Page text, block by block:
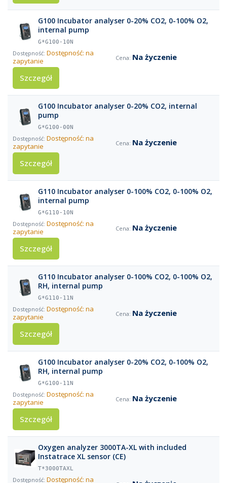
G100 Incubator analyser 0-20% CO2, 0-100% O2,
internal pump
G*G100-10N
Dostępność: na
zapytanie
Na życzenie
Szczegół
G100 Incubator analyser 0-20% CO2, internal
pump
G*G100-00N
Dostępność: na
zapytanie
Na życzenie
Szczegół
G110 Incubator analyser 0-100% CO2, 0-100% O2,
internal pump
G*G110-10N
Dostępność: na
zapytanie
Na życzenie
Szczegół
G110 Incubator analyser 0-100% CO2, 0-100% O2,
RH, internal pump
G*G110-11N
Dostępność: na
zapytanie
Na życzenie
Szczegół
G100 Incubator analyser 0-20% CO2, 0-100% O2,
RH, internal pump
G*G100-11N
Dostępność: na
zapytanie
Na życzenie
Szczegół
Oxygen analyzer 3000TA-XL with included
Instatrace XL sensor (CE)
T*3000TAXL
Dostępność: na